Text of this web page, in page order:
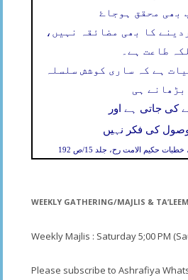
بھی محقق ہوجاۓ
کا بھی مضائقہ نہیں،
طاعت ہے۔
ہے کہ ساری کوشش سلسلہ
بڑھانے ہی
کی جاتی ہے اور
وصول کی فکر نہیں
حکیم الامت رح، جلد 15/ص 192
WEEKLY GATHERING/MAJLIS & TA’LEEM
Weekly Majlis : Saturday 5;00 PM
Please subscribe to Ashrafiya